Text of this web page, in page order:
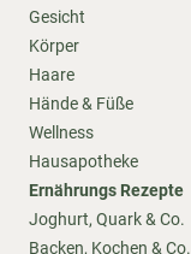
Gesicht
Körper
Haare
Hände & Füße
Wellness
Hausapotheke
Ernährungs Rezepte
Joghurt, Quark & Co.
Backen, Kochen & Co.